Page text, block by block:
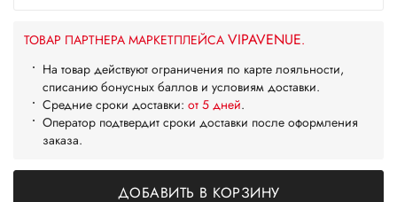
ТОВАР ПАРТНЕРА МАРКЕТПЛЕЙСА VIPAVENUE.
На товар действуют ограничения по карте лояльности,
списанию бонусных баллов и условиям доставки.
Средние сроки доставки: от 5 дней.
Оператор подтвердит сроки доставки после оформления
заказа.
ДОБАВИТЬ В КОРЗИНУ